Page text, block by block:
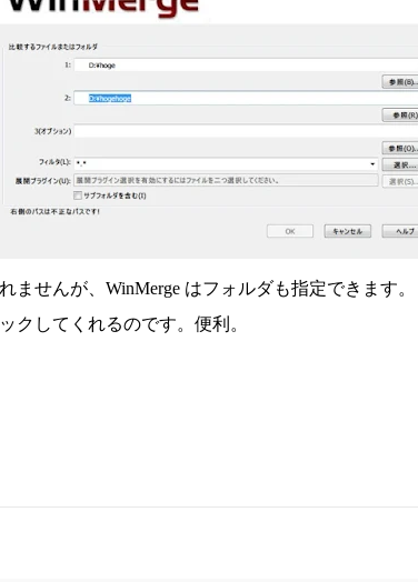
ませんが、WinMerge はフォルダも指定できます。
クしてくれるのです。便利。